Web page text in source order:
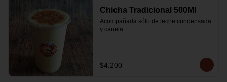
Chicha Tradicional 500Ml
Acompañada sólo de leche condensada
y canela
$4.200